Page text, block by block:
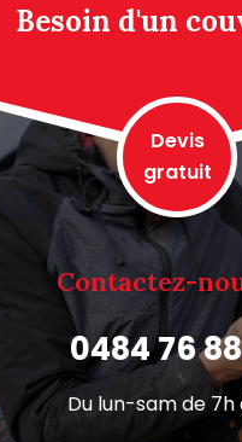
Besoin d'un
Devis
gratuit
Contactez-
0484 76
Du lun-sam de 7h